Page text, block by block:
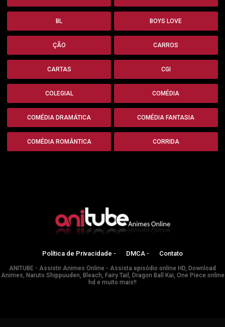
BL BOYS LOVE
ÇÃO CARROS
CARTAS CGI
COLEGIAL COMÉDIA
COMÉDIA DRAMÁTICA COMÉDIA FANTASIA
COMÉDIA ROMÂNTICA CORRIDA
Política de Privacidade - DMCA - Contato
ANITUBE - Assistir Animes Online - Assista episódio online HD, Download
Animes, Naruto Shippuuden, Bleach, Fairy Tail, Dragon Ball Kai, One Piece online
hd e muito mais!!